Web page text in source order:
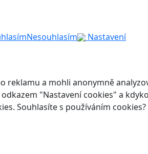
Nesouhlasím Nastavení
a mohli anonymně
"Nastavení cookies" a
Souhlasíte s používáním cookies?